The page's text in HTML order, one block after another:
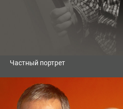
Частный портрет